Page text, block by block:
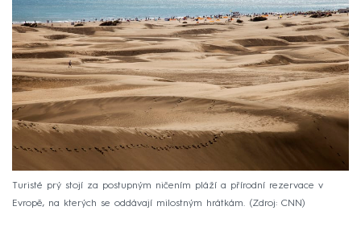
Turisté prý stojí za postupným ničením pláží a přírodní rezervace v
Evropě, na kterých se oddávají milostným hrátkám.
Zdroj: CNN